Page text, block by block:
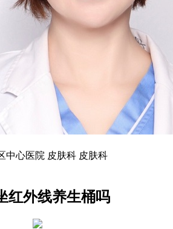
中心医院 皮肤科 皮肤科
红外线养生桶吗